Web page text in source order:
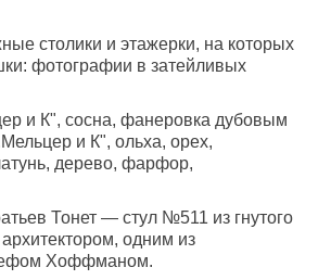
столики и этажерки, на которых
фотографии в затейливых
и К", сосна, фанеровка дубовым
и К", ольха, орех,
дерево, фарфор,
Тонет — стул №511 из гнутого
одним из
Хоффманом.